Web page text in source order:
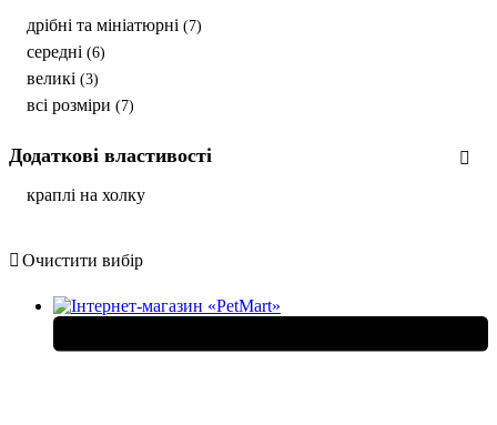
дрібні та мініатюрні (7)
середні (6)
великі (3)
всі розміри (7)
Додаткові властивості
краплі на холку
Очистити вибір